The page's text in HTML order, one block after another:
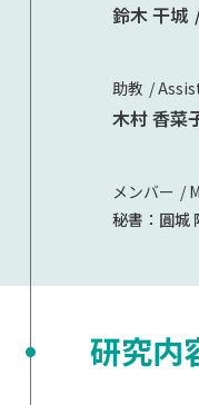
鈴木 干城
助教
木村 香菜
メンバー
秘書： 圓城
研究内